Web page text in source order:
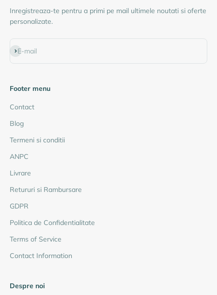
Inregistreaza-te pentru a primi pe mail ultimele noutati si oferte
personalizate.
E-mail
Abonează-te
Footer menu
Contact
Blog
Termeni si conditii
ANPC
Livrare
Retururi si Rambursare
GDPR
Politica de Confidentialitate
Terms of Service
Contact Information
Despre noi